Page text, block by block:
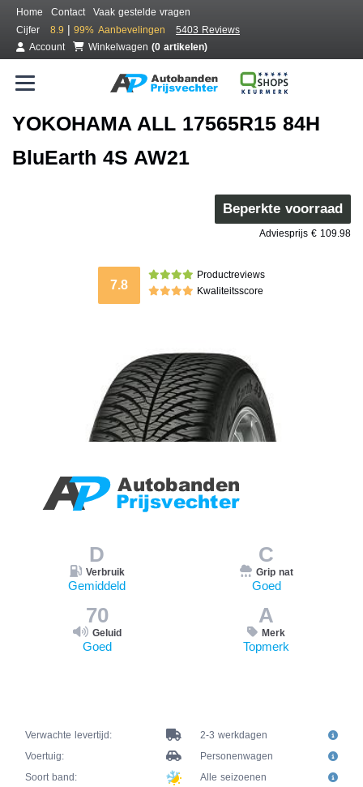
Home Contact
Vaak gestelde vragen
Cijfer
8.9 | 99% Aanbevelingen
5403 Reviews
Account
Winkelwagen (0 artikelen)
YOKOHAMA ALL 17565R15 84H
BluEarth 4S AW21
Beperkte voorraad
Adviesprijs € 109.98
7.8
Productreviews
Kwaliteitsscore
D
Verbruik
Gemiddeld
C
Grip nat
Goed
70
Geluid
Goed
A
Merk
Topmerk
Verwachte levertijd:
2-3 werkdagen
Voertuig:
Personenwagen
Soort band:
Alle seizoenen